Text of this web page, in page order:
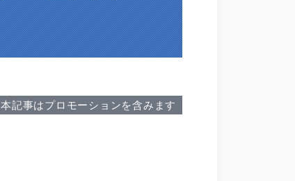
本記事はプロモーションを含みます